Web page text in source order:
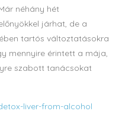
néhány hét
járhat, de a
tartós változtatásokra
mennyire érintett a mája,
szabott tanácsokat
liver-from-alcohol